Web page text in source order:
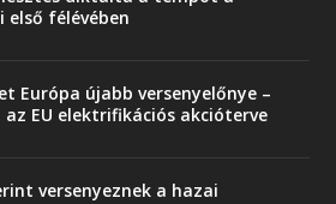
első félévében
Európa újabb versenyelőnye –
EU elektrifikációs akcióterve
versenyeznek a hazai